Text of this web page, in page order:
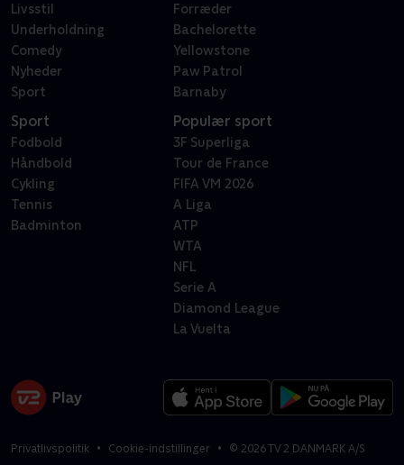
Livsstil
Underholdning
Comedy
Nyheder
Sport
Forræder
Bachelorette
Yellowstone
Paw Patrol
Barnaby
Sport
Fodbold
Håndbold
Cykling
Tennis
Badminton
Populær sport
3F Superliga
Tour de France
FIFA VM 2026
A Liga
ATP
WTA
NFL
Serie A
Diamond League
La Vuelta
Privatlivspolitik Cookie-indstillinger © 2026TV 2 DANMARK A/S